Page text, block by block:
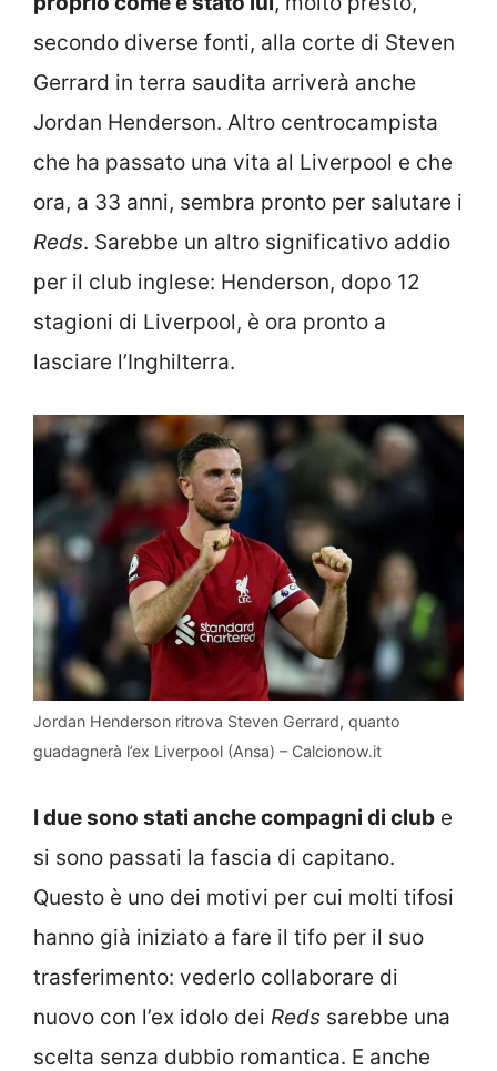
secondo diverse fonti, alla corte di Steven
Gerrard in terra saudita arriverà anche
Jordan Henderson. Altro centrocampista
che ha passato una vita al Liverpool e che
ora, a 33 anni, sembra pronto per salutare i
Reds. Sarebbe un altro significativo addio
per il club inglese: Henderson, dopo 12
stagioni di Liverpool, è ora pronto a
lasciare l’Inghilterra.
Jordan Henderson ritrova Steven Gerrard, quanto
guadagnerà l’ex Liverpool (Ansa) – Calcionow.it
I due sono stati anche compagni di club e
si sono passati la fascia di capitano.
Questo è uno dei motivi per cui molti tifosi
hanno già iniziato a fare il tifo per il suo
trasferimento: vederlo collaborare di
nuovo con l’ex idolo dei Reds sarebbe una
scelta senza dubbio romantica. E anche